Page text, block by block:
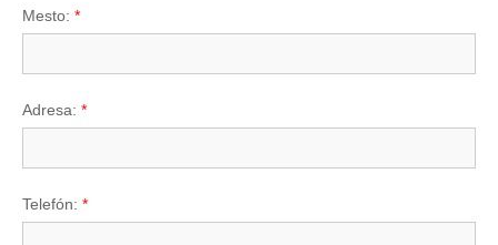
Mesto: *
Adresa: *
Telefón: *